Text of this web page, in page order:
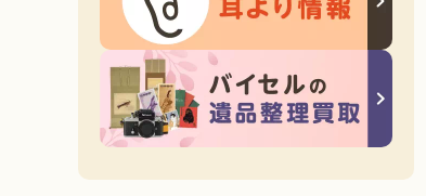
埼玉県蓮田市
買取金額